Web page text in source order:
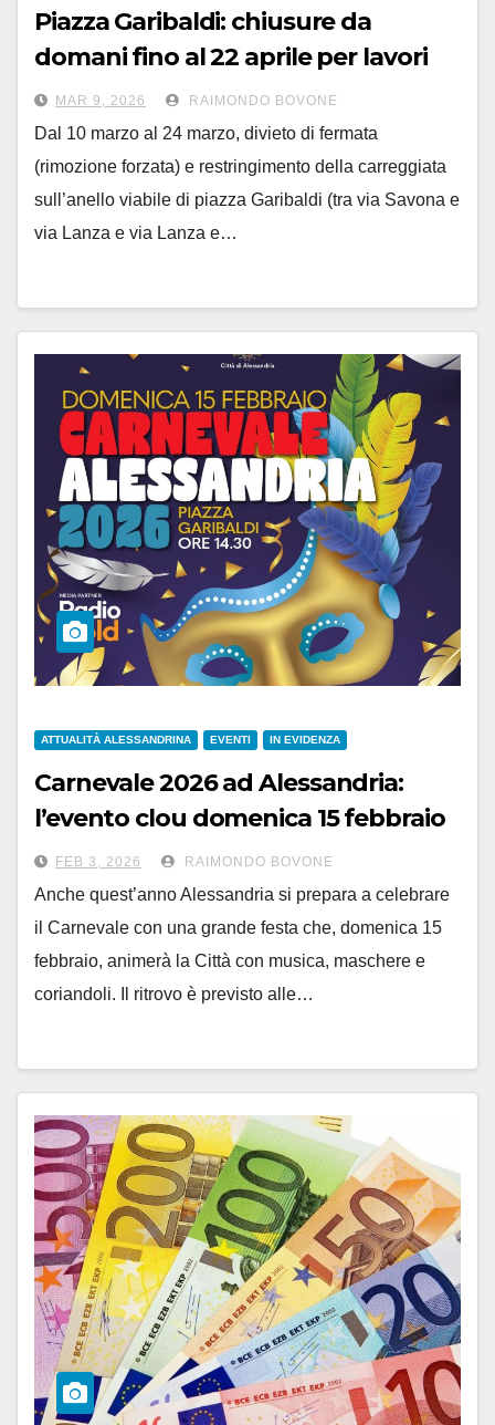
Piazza Garibaldi: chiusure da
domani fino al 22 aprile per lavori
alla rete gas
MAR 9, 2026 RAIMONDO BOVONE
Dal 10 marzo al 24 marzo, divieto di fermata
(rimozione forzata) e restringimento della carreggiata
sull’anello viabile di piazza Garibaldi (tra via Savona e
via Lanza e via Lanza e…
ATTUALITÀ ALESSANDRINA EVENTI IN EVIDENZA
Carnevale 2026 ad Alessandria:
l’evento clou domenica 15 febbraio
in piazza Garibaldi
FEB 3, 2026 RAIMONDO BOVONE
Anche quest’anno Alessandria si prepara a celebrare
il Carnevale con una grande festa che, domenica 15
febbraio, animerà la Città con musica, maschere e
coriandoli. Il ritrovo è previsto alle…